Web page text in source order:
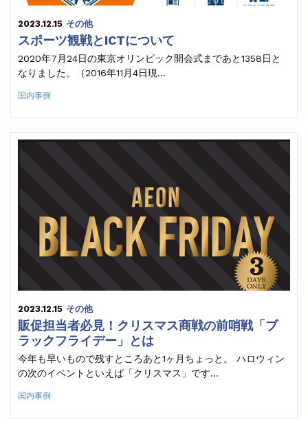
2023.12.15 その他
スポーツ観戦とICTについて
2020年7月24日の東京オリンピック開会式まであと1358日と
なりました。（2016年11月4日現…
国内事例
2023.12.15 その他
販促担当者必見！クリスマス商戦の前哨戦「ブ
ラックフライデー」とは
今年も早いもので残すところあと1ヶ月ちょっと。 ハロウィン
の次のイベントといえば「クリスマス」です…
国内事例